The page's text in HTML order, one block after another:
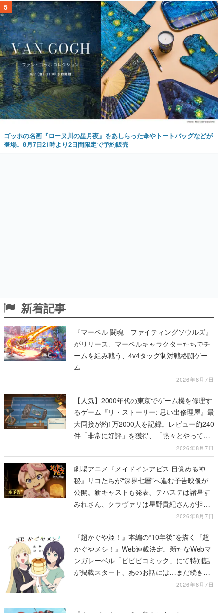
5
ゴッホの名画『ローヌ川の星月夜』をあしらった傘やトートバッグなどが
登場。8月7日21時より2日間限定で予約販売
新着記事
『マーベル 闘魂：ファイティングソウルズ』
がリリース。マーベルキャラクターたちでチ
ームを組み戦う、4v4タッグ制対戦格闘ゲー
ム
2026年8月7日
【人気】2000年代の東京でゲーム機を修理す
るゲーム『リ・ストーリー: 思い出修理屋』最
大同接が約1万2000人を記録。レビュー約240
件「非常に好評」を獲得、「黙々とやってし
2026年8月7日
劇場アニメ『メイドインアビス 目覚める神
秘』リコたちが“深界七層”へ進む予告映像が
公開。新キャストも発表、テパステは諸星す
みれさん、クラヴァリは星野貴紀さんが担当
2026年8月7日
『超かぐや姫！』本編の“10年後”を描く『超
かぐやメシ！』Web連載決定。新たなWebマ
ンガレーベル「ビビビコミック」にて特別話
が掲載スタート、あのお話には…まだ続きが
2026年8月7日